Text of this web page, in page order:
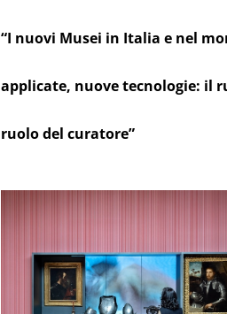
“I nuovi Musei in Italia e nel
applicate, nuove tecnologie: il
ruolo del curatore”